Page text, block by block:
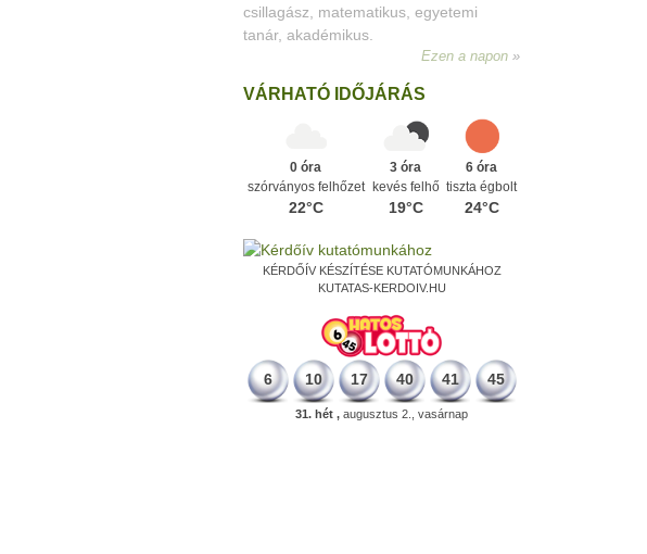
csillagász, matematikus, egyetemi
tanár, akadémikus.
Ezen a napon
VÁRHATÓ IDŐJÁRÁS
0 óra
szórványos felhőzet
22°C
3 óra
kevés felhő
19°C
6 óra
tiszta égbolt
24°C
KÉRDŐÍV KÉSZÍTÉSE KUTATÓMUNKÁHOZ
KUTATAS-KERDOIV.HU
6 10 17 40 41 45
31. hét , augusztus 2., vasárnap